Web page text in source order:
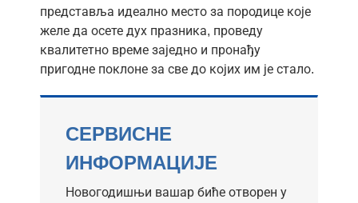
представља идеално место за породице које
желе да осете дух празника, проведу
квалитетно време заједно и пронађу
пригодне поклоне за све до којих им је стало.
СЕРВИСНЕ
ИНФОРМАЦИЈЕ
Новогодишњи вашар биће отворен у